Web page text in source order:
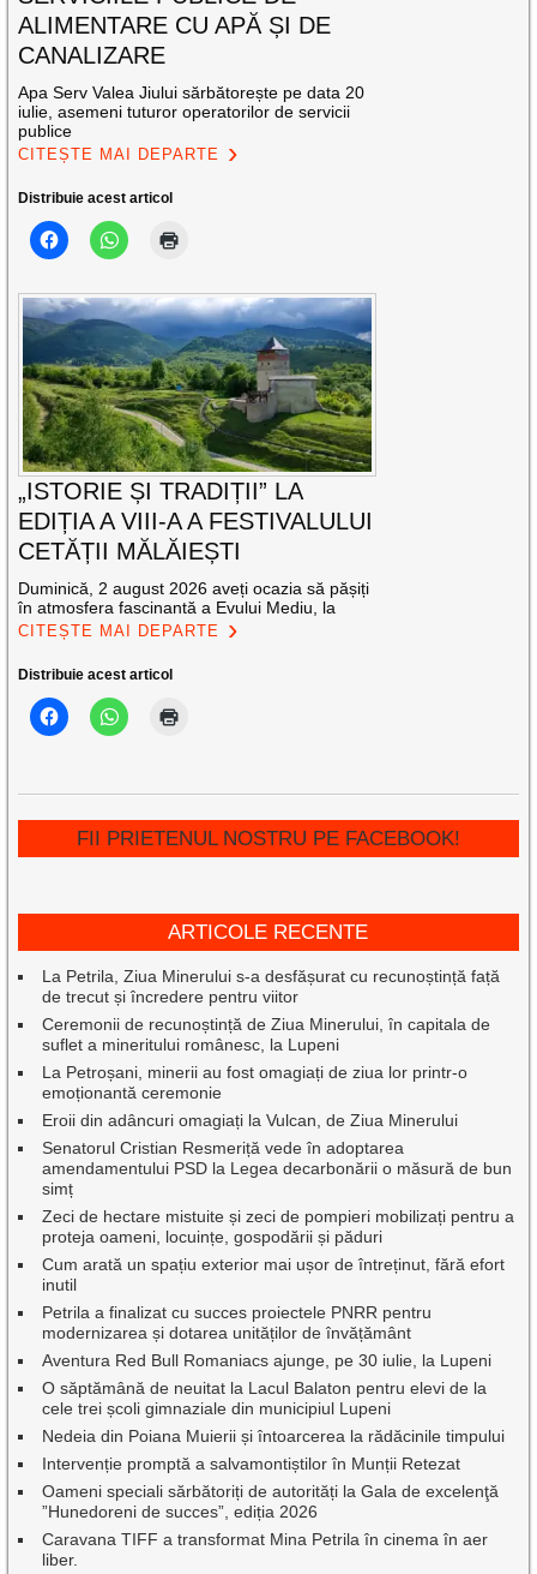
ALIMENTARE CU APĂ ȘI DE
CANALIZARE
Apa Serv Valea Jiului sărbătorește pe data 20
iulie, asemeni tuturor operatorilor de servicii
publice
CITEȘTE MAI DEPARTE
Distribuie acest articol
„ISTORIE ȘI TRADIȚII” LA
EDIȚIA A VIII-A A FESTIVALULUI
CETĂȚII MĂLĂIEȘTI
Duminică, 2 august 2026 aveți ocazia să pășiți
în atmosfera fascinantă a Evului Mediu, la
CITEȘTE MAI DEPARTE
Distribuie acest articol
FII PRIETENUL NOSTRU PE FACEBOOK!
ARTICOLE RECENTE
La Petrila, Ziua Minerului s-a desfășurat cu recunoștință față
de trecut și încredere pentru viitor
Ceremonii de recunoștință de Ziua Minerului, în capitala de
suflet a mineritului românesc, la Lupeni
La Petroșani, minerii au fost omagiați de ziua lor printr-o
emoționantă ceremonie
Eroii din adâncuri omagiați la Vulcan, de Ziua Minerului
Senatorul Cristian Resmeriță vede în adoptarea
amendamentului PSD la Legea decarbonării o măsură de bun
simț
Zeci de hectare mistuite și zeci de pompieri mobilizați pentru a
proteja oameni, locuințe, gospodării și păduri
Cum arată un spațiu exterior mai ușor de întreținut, fără efort
inutil
Petrila a finalizat cu succes proiectele PNRR pentru
modernizarea și dotarea unităților de învățământ
Aventura Red Bull Romaniacs ajunge, pe 30 iulie, la Lupeni
O săptămână de neuitat la Lacul Balaton pentru elevi de la
cele trei școli gimnaziale din municipiul Lupeni
Nedeia din Poiana Muierii și întoarcerea la rădăcinile timpului
Intervenție promptă a salvamontiștilor în Munții Retezat
Oameni speciali sărbătoriți de autorități la Gala de excelenţă
”Hunedoreni de succes”, ediția 2026
Caravana TIFF a transformat Mina Petrila în cinema în aer
liber.